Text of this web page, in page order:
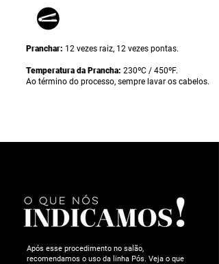
Pranchar: 12 vezes raiz, 12 vezes pontas.
Temperatura da Prancha: 230ºC / 450ºF.
Ao término do processo, sempre lavar os cabelos.
Após esse procedimento no salão,
recomendamos o uso da linha Pós. Veja o que